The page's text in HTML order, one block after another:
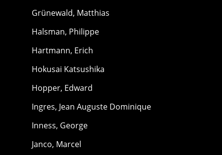
Grünewald, Matthias
Halsman, Philippe
Hartmann, Erich
Hokusai Katsushika
Hopper, Edward
Ingres, Jean Auguste Dominique
Inness, George
Janco, Marcel